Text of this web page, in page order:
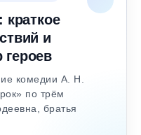
краткое
и
комедии А. Н.
по трём
братья